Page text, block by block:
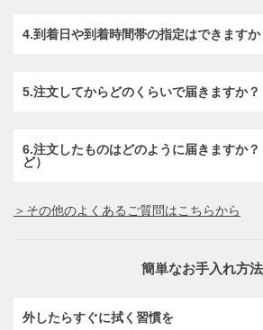
4.到着日や到着時間帯の指定はできますか
5.注文してからどのくらいで届きますか？
6.注文したものはどのように届きますか
ど）
＞その他のよくあるご質問はこちらから
簡単なお手入れ方法
外したらすぐに拭く習慣を